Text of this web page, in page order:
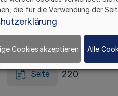
nach dem
Seite 220
die für die Verwendung der
Cookies akzeptieren Alle